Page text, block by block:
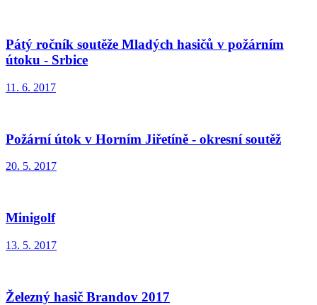
Pátý ročník soutěže Mladých hasičů v požárním
útoku - Srbice
11. 6. 2017
Požární útok v Horním Jiřetíně - okresní soutěž
20. 5. 2017
Minigolf
13. 5. 2017
Železný hasič Brandov 2017